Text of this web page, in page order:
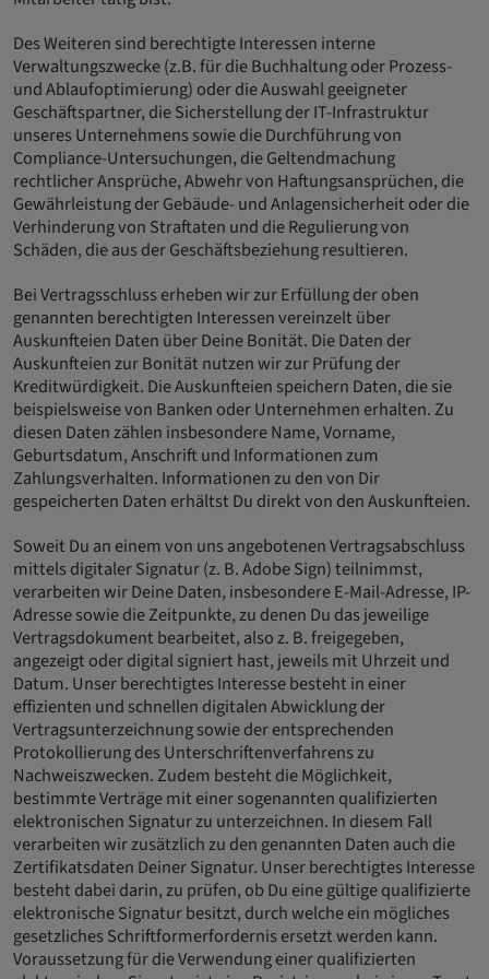
Des Weiteren sind berechtigte Interessen interne
Verwaltungszwecke (z.B. für die Buchhaltung oder Prozess-
und Ablaufoptimierung) oder die Auswahl geeigneter
Geschäftspartner, die Sicherstellung der IT-Infrastruktur
unseres Unternehmens sowie die Durchführung von
Compliance-Untersuchungen, die Geltendmachung
rechtlicher Ansprüche, Abwehr von Haftungsansprüchen, die
Gewährleistung der Gebäude- und Anlagensicherheit oder die
Verhinderung von Straftaten und die Regulierung von
Schäden, die aus der Geschäftsbeziehung resultieren.
Bei Vertragsschluss erheben wir zur Erfüllung der oben
genannten berechtigten Interessen vereinzelt über
Auskunfteien Daten über Deine Bonität. Die Daten der
Auskunfteien zur Bonität nutzen wir zur Prüfung der
Kreditwürdigkeit. Die Auskunfteien speichern Daten, die sie
beispielsweise von Banken oder Unternehmen erhalten. Zu
diesen Daten zählen insbesondere Name, Vorname,
Geburtsdatum, Anschrift und Informationen zum
Zahlungsverhalten. Informationen zu den von Dir
gespeicherten Daten erhältst Du direkt von den Auskunfteien.
Soweit Du an einem von uns angebotenen Vertragsabschluss
mittels digitaler Signatur (z. B. Adobe Sign) teilnimmst,
verarbeiten wir Deine Daten, insbesondere E-Mail-Adresse, IP-
Adresse sowie die Zeitpunkte, zu denen Du das jeweilige
Vertragsdokument bearbeitet, also z. B. freigegeben,
angezeigt oder digital signiert hast, jeweils mit Uhrzeit und
Datum. Unser berechtigtes Interesse besteht in einer
effizienten und schnellen digitalen Abwicklung der
Vertragsunterzeichnung sowie der entsprechenden
Protokollierung des Unterschriftenverfahrens zu
Nachweiszwecken. Zudem besteht die Möglichkeit,
bestimmte Verträge mit einer sogenannten qualifizierten
elektronischen Signatur zu unterzeichnen. In diesem Fall
verarbeiten wir zusätzlich zu den genannten Daten auch die
Zertifikatsdaten Deiner Signatur. Unser berechtigtes Interesse
besteht dabei darin, zu prüfen, ob Du eine gültige qualifizierte
elektronische Signatur besitzt, durch welche ein mögliches
gesetzliches Schriftformerfordernis ersetzt werden kann.
Voraussetzung für die Verwendung einer qualifizierten